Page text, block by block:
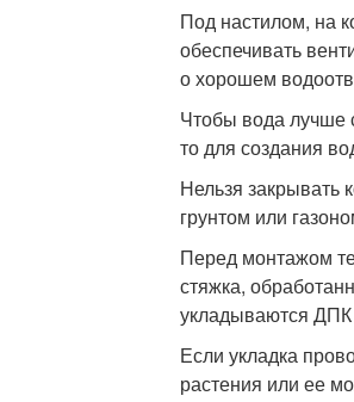
Под настилом, на
обеспечивать
о хорошем
Чтобы вода лучше
то для создания
Нельзя закрывать
грунтом или
Перед монтажом
стяжка,
укладываются ДПК
Если укладка
растения или ее